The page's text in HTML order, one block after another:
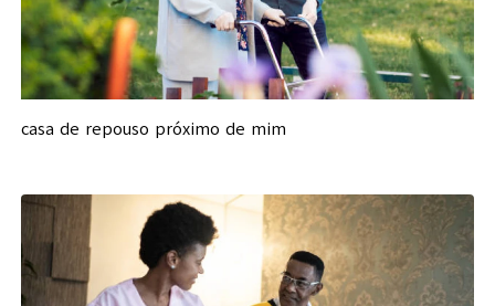
casa de repouso próximo de mim